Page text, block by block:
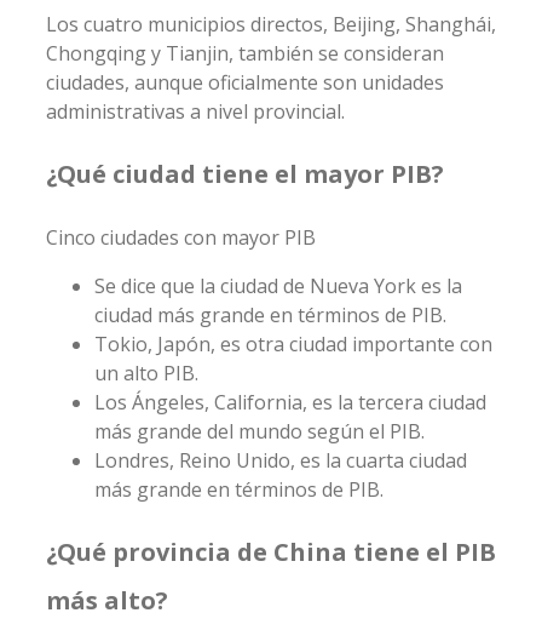
Los cuatro municipios directos, Beijing, Shanghái,
Chongqing y Tianjin, también se consideran
ciudades, aunque oficialmente son unidades
administrativas a nivel provincial.
¿Qué ciudad tiene el mayor PIB?
Cinco ciudades con mayor PIB
Se dice que la ciudad de Nueva York es la
ciudad más grande en términos de PIB.
Tokio, Japón, es otra ciudad importante con
un alto PIB.
Los Ángeles, California, es la tercera ciudad
más grande del mundo según el PIB.
Londres, Reino Unido, es la cuarta ciudad
más grande en términos de PIB.
¿Qué provincia de China tiene el PIB
más alto?